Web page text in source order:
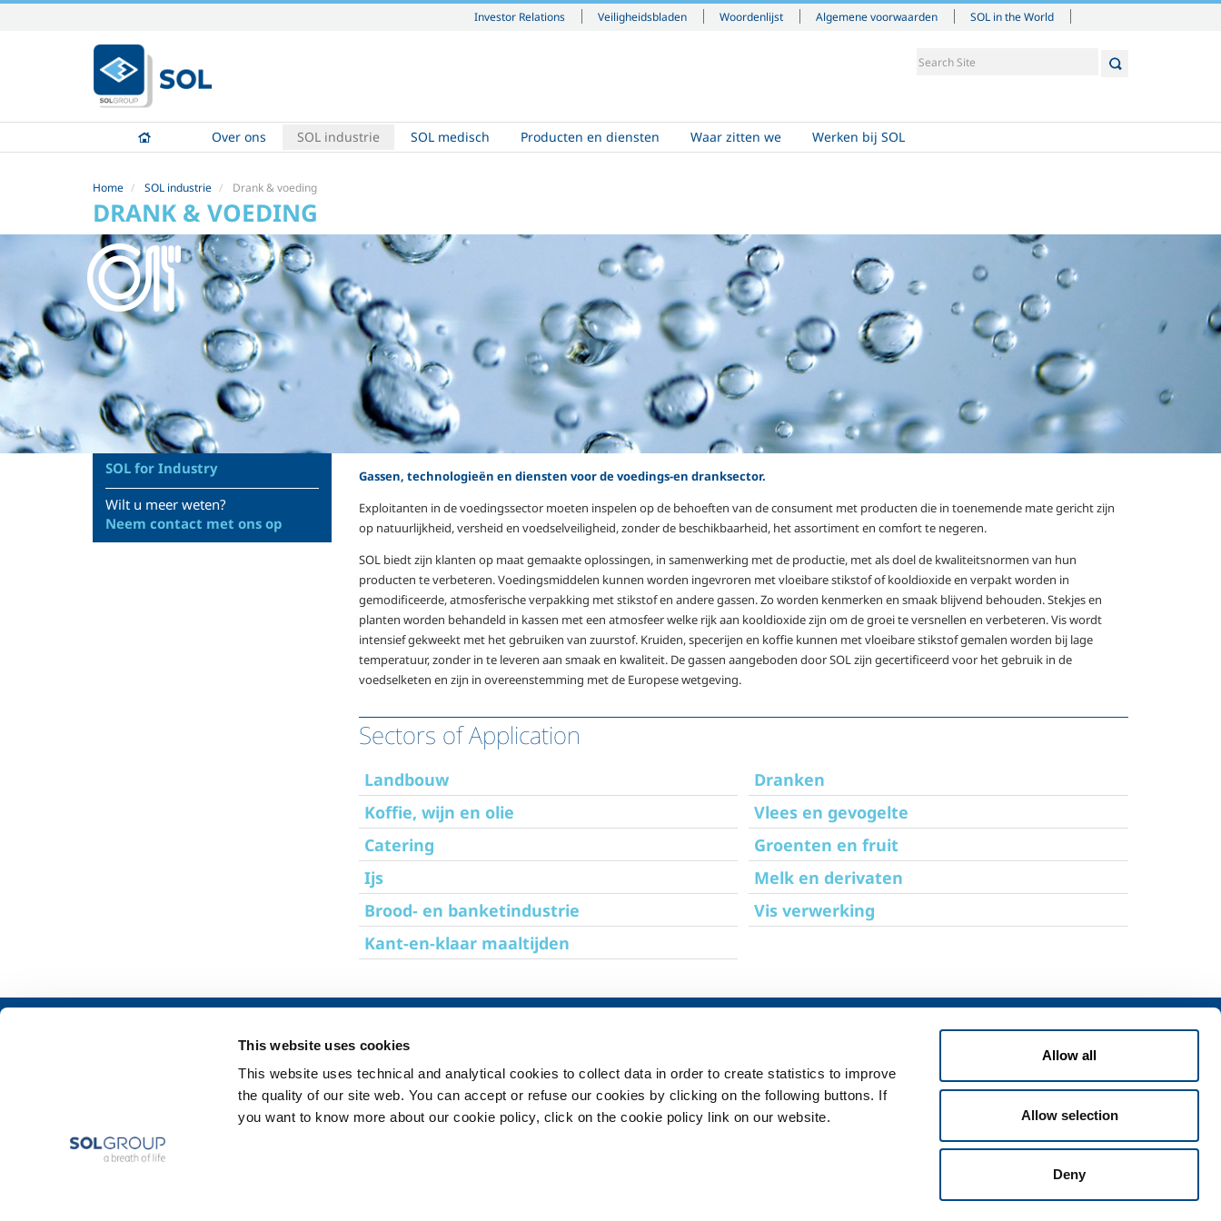
This website uses cookies
This website uses technical and analytical cookies to collect data in order to create statistics to improve
the quality of our site web. You can accept or refuse our cookies by clicking on the following buttons. If
you want to know more about our cookie policy, click on the cookie policy link on our website.
Allow all
Allow selection
Deny
Investor Relations Veiligheidsbladen Woordenlijst Algemene voorwaarden SOL in the World
content.
|
Skip
navigation
Over ons SOL industrie SOL medisch Producten en diensten Waar zitten we Werken bij SOL
Home SOL industrie Drank & voeding
DRANK & VOEDING
Gassen, technologieën en diensten voor de voedings-en dranksector.
Exploitanten in de voedingssector moeten inspelen op de behoeften van de consument met producten die in toenemende mate gericht zijn
op natuurlijkheid, versheid en voedselveiligheid, zonder de beschikbaarheid, het assortiment en comfort te negeren.
SOL biedt zijn klanten op maat gemaakte oplossingen, in samenwerking met de productie, met als doel de kwaliteitsnormen van hun
producten te verbeteren.Voedingsmiddelen kunnen worden ingevroren met vloeibare stikstof of kooldioxide en verpakt worden in
gemodificeerde, atmosferische verpakking met stikstof en andere gassen. Zo worden kenmerken en smaak blijvend behouden. Stekjes en
planten worden behandeld in kassen met een atmosfeer welke rijk aan kooldioxide zijn om de groei te versnellen en verbeteren. Vis wordt
intensief gekweekt met het gebruiken van zuurstof. Kruiden, specerijen en koffie kunnen met vloeibare stikstof gemalen worden bij lage
temperatuur, zonder in te leveren aan smaak en kwaliteit. De gassen aangeboden door SOL zijn gecertificeerd voor het gebruik in de
voedselketen en zijn in overeenstemming met de Europese wetgeving.
Sectors of Application
Landbouw
Dranken
Koffie, wijn en olie
Vlees en gevogelte
Catering
Groenten en fruit
Ijs
Melk en derivaten
Brood- en banketindustrie
Vis verwerking
Kant-en-klaar maaltijden
SOL for Industry
Wilt u meer weten?
Neem contact met ons op
Veiligheid, milieu en kwaliteit
Drank & voeding
Metaal productie
Metaal fabricage
Chemie & Farmacie
Services
Medische distributiesystemen
Gassen
industriële toepassingen
Producten en diensten voor
medische toepassingen
Werken bij SOL
Training